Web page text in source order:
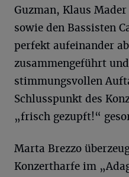
Guzman, Klaus
sowie den Bassisten
perfekt aufeinander
zusammengeführt
stimmungsvollen
Schlusspunkt des
„frisch gezupft!“
Marta Brezzo
Konzertharfe im